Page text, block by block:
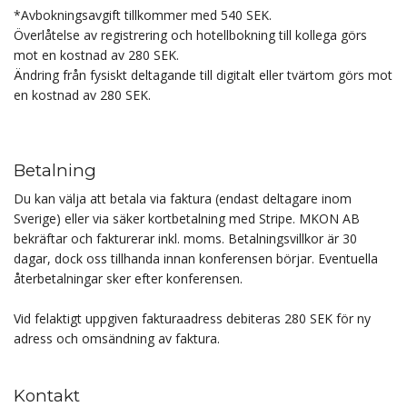
*Avbokningsavgift tillkommer med 540 SEK.
Överlåtelse av registrering och hotellbokning till kollega görs
mot en kostnad av 280 SEK.
Ändring från fysiskt deltagande till digitalt eller tvärtom görs mot
en kostnad av 280 SEK.
Betalning
Du kan välja att betala via faktura (endast deltagare inom
Sverige) eller via säker kortbetalning med Stripe. MKON AB
bekräftar och fakturerar inkl. moms. Betalningsvillkor är 30
dagar, dock oss tillhanda innan konferensen börjar. Eventuella
återbetalningar sker efter konferensen.
Vid felaktigt uppgiven fakturaadress debiteras 280 SEK för ny
adress och omsändning av faktura.
Kontakt